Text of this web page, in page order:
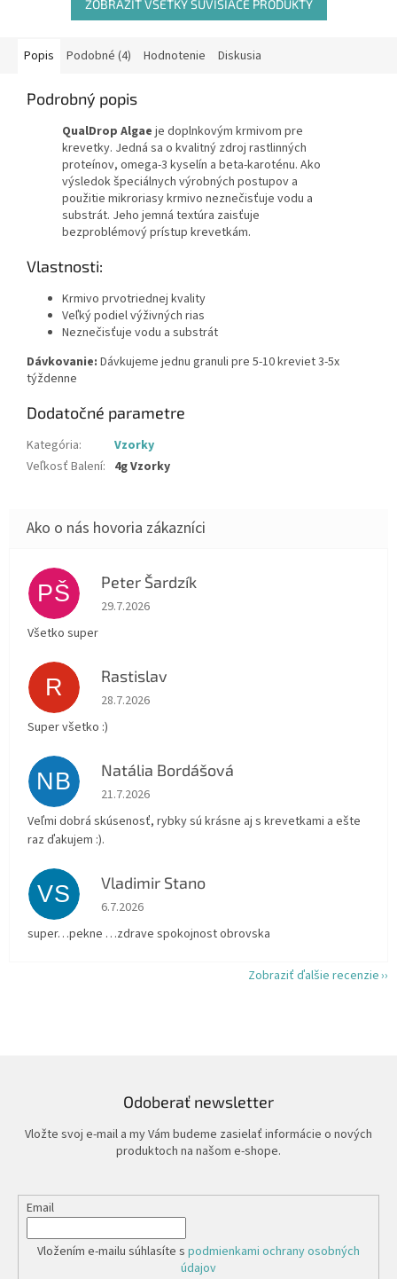
ZOBRAZIŤ VŠETKY SÚVISIACE PRODUKTY
Popis Podobné (4) Hodnotenie Diskusia
Podrobný popis
QualDrop Algae je doplnkovým krmivom pre
krevetky. Jedná sa o kvalitný zdroj rastlinných
proteínov, omega-3 kyselín a beta-karoténu. Ako
výsledok špeciálnych výrobných postupov a
použitie mikroriasy krmivo neznečisťuje vodu a
substrát. Jeho jemná textúra zaisťuje
bezproblémový prístup krevetkám.
Vlastnosti:
Krmivo prvotriednej kvality
Veľký podiel výživných rias
Neznečisťuje vodu a substrát
Dávkovanie: Dávkujeme jednu granuli pre 5-10 kreviet 3-5x
týždenne
Dodatočné parametre
Kategória:
Vzorky
Veľkosť Balení: 4g Vzorky
PŠ Peter Šardzík
Hodnotenie obchodu je 5 z 5 hviezdičiek.
29.7.2026
Všetko super
R Rastislav
Hodnotenie obchodu je 5 z 5 hviezdičiek.
28.7.2026
Super všetko :)
NB Natália Bordášová
Hodnotenie obchodu je 5 z 5 hviezdičiek.
21.7.2026
Veľmi dobrá skúsenosť, rybky sú krásne aj s krevetkami a ešte
raz ďakujem :).
VS Vladimir Stano
Hodnotenie obchodu je 5 z 5 hviezdičiek.
6.7.2026
super…pekne …zdrave spokojnost obrovska
Zobraziť ďalšie recenzie
Odoberať newsletter
Vložte svoj e-mail a my Vám budeme zasielať informácie o nových
produktoch na našom e-shope.
Email
Vložením e-mailu súhlasíte s podmienkami ochrany osobných
údajov